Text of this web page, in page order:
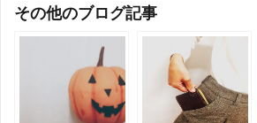
その他のブログ記事